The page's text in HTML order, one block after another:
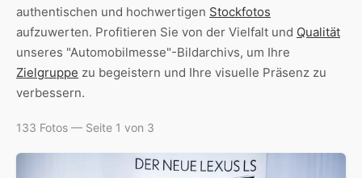
authentischen und hochwertigen Stockfotos
aufzuwerten. Profitieren Sie von der Vielfalt und Qualität
unseres "Automobilmesse"-Bildarchivs, um Ihre
Zielgruppe zu begeistern und Ihre visuelle Präsenz zu
verbessern.
133 Fotos — Seite 1 von 3